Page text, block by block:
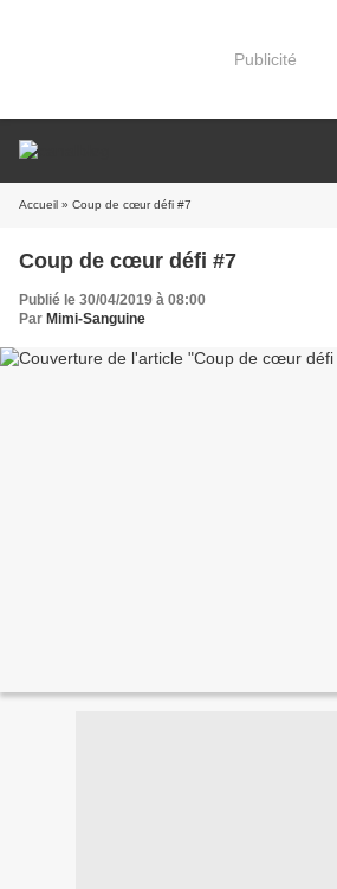
Publicité
Accueil » Coup de cœur défi #7
Coup de cœur défi #7
Publié le 30/04/2019 à 08:00
Par Mimi-Sanguine